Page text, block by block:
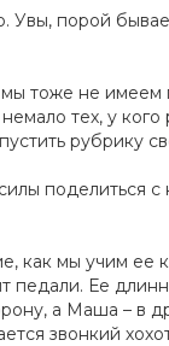
порой
тоже не
тех, у кого
рубрику
поделиться
как мы учим ее
педали. Ее
а Маша – в
звонкий